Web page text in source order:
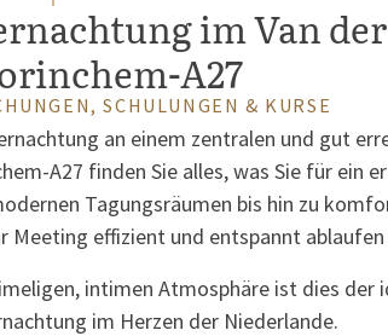
im Van
A27
SCHULUNGEN & KURSE
an einem zentralen und gut
A27 finden Sie alles, was Sie für ein
Tagungsräumen bis hin zu
effizient und entspannt ablaufen
intimen Atmosphäre ist dies der
im Herzen der Niederlande.